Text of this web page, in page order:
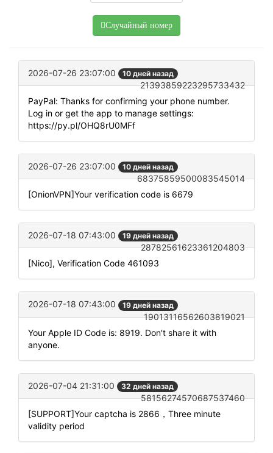
Случайный номер
2026-07-26 23:07:00 10 дней назад
21393859223295733432
PayPal: Thanks for confirming your phone number.
Log in or get the app to manage settings:
https://py.pl/OHQ8rU0MFf
2026-07-26 23:07:00 10 дней назад
68375859500083545014
[OnionVPN]Your verification code is 6679
2026-07-18 07:43:00 19 дней назад
28782561623361204803
[Nico], Verification Code 461093
2026-07-18 07:43:00 19 дней назад
19013116562603819021
Your Apple ID Code is: 8919. Don't share it with
anyone.
2026-07-04 21:31:00 32 дней назад
58156274570687537460
[SUPPORT]Your captcha is 2866，Three minute
validity period